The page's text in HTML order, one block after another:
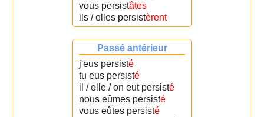
vous persistâtes
ils / elles persistèrent
Passé antérieur
j'eus persisté
tu eus persisté
il / elle / on eut persisté
nous eûmes persisté
vous eûtes persisté